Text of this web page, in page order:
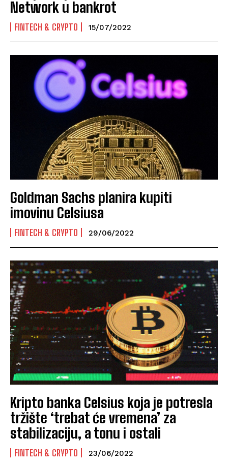
Network u bankrot
FINTECH & CRYPTO 15/07/2022
Goldman Sachs planira kupiti
imovinu Celsiusa
FINTECH & CRYPTO 29/06/2022
Kripto banka Celsius koja je potresla
tržište ‘trebat će vremena’ za
stabilizaciju, a tonu i ostali
FINTECH & CRYPTO 23/06/2022